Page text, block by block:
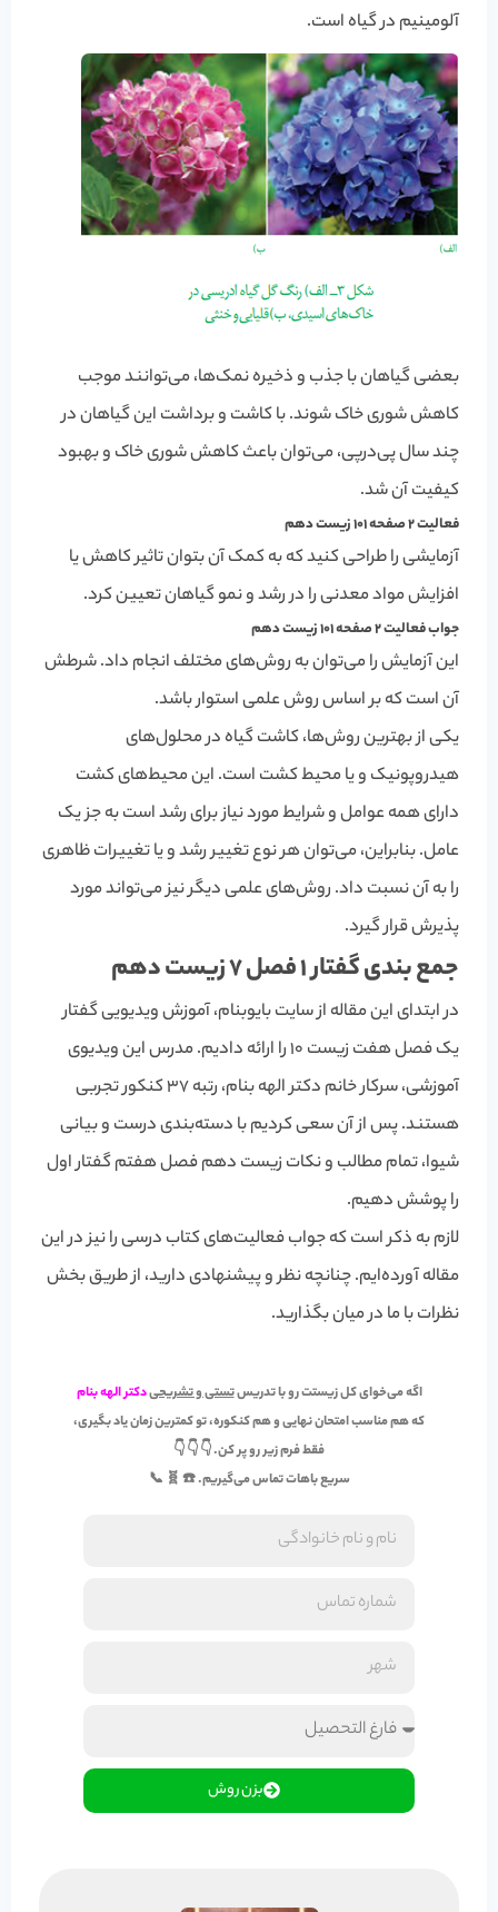
آلومینیم در گیاه است.
بعضی گیاهان با جذب و ذخیره نمک‌ها، می‌توانند موجب
کاهش شوری خاک شوند. با کاشت و برداشت این گیاهان در
چند سال پی‌در‌پی، می‌توان باعثکاهش شوری خاک و بهبود
کیفیت آن شد.
فعالیت 2 صفحه 101 زیست دهم
آزمایشی را طراحی کنید که به کمک آن بتوان تاثیر کاهش یا
افزایش مواد معدنی را در رشد و نمو گیاهان تعیین کرد.
جواب فعالیت 2 صفحه 101 زیست دهم
این آزمایش را می‌توان به روش‌های مختلف انجام داد. شرطش
آن است که بر اساس روش علمی استوار باشد.
یکی از بهترین روش‌ها، کاشت گیاه در محلول‌های
هیدروپونیک و یا محیط کشت است. این محیط‌های کشت
دارای همه عوامل و شرایط مورد نیاز برای رشد است به جز یک
عامل. بنابراین، می‌توان هر نوع تغییر رشد و یا تغییرات ظاهری
را به آن نسبت داد. روش‌های علمی دیگر نیز می‌تواند مورد
پذیرش قرار گیرد.
جمع بندی گفتار 1 فصل 7 زیست دهم
در ابتدای این مقاله از سایت بایوبنام، آموزش ویدیویی گفتار
یک فصل هفت زیست 10 را ارائه دادیم. مدرس این ویدیوی
آموزشی، سرکار خانم دکتر الهه بنام، رتبه 37 کنکور تجربی
هستند. پس از آن سعی کردیم با دسته‌بندی درست و بیانی
شیوا، تمام مطالب و نکات زیست دهم فصل هفتم گفتار اول
را پوشش دهیم.
لازم به ذکر است که جواب فعالیت‌های کتاب درسی را نیز در این
مقاله آورده‌ایم. چنانچه نظر و پیشنهادی دارید، از طریق بخش
نظرات با ما در میان بگذارید.
اگه می‌خوای کل زیستت رو با تدریستستی و تشریحیدکتر الهه بنام
که هم مناسبامتحان نهاییو همکنکوره، تو کمترین زمان یاد بگیری،
فقط فرم زیر رو پر کن. 👇 👇 👇
سریع باهات تماس می‌گیریم. ☎️ 🧬 📞
بزن روش